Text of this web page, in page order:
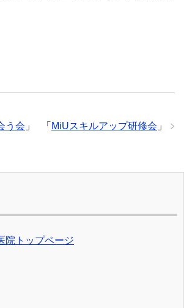
「 MiUスキルアップ研修会 」
う会 」
院トップページ